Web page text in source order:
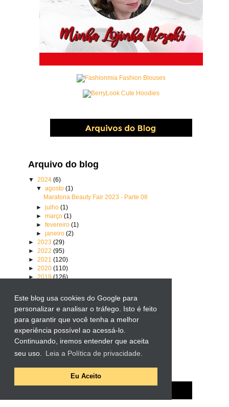
Este blog usa cookies do Google para
personalizar e analisar o tráfego. Isto é feito
para garantir que você tenha a melhor
experiência possível ao acessá-lo.
Continuando, iremos entender que aceita
seu uso.
Leia a Política de privacidade.
Eu Aceito
Arquivo do blog
▼2024(6)
▼ agosto (1)
Maratona Beauty Fair 2023 - Parte 08
► julho (1)
► março (1)
► fevereiro (1)
► janeiro (2)
►2023(29)
►2022(95)
►2021(120)
►2020(110)
►2019(126)
►
►2016(96)
►2015 (111)
►2014(64)
►2013 (98)
►
2012
(85)
(98)
►2010(106)